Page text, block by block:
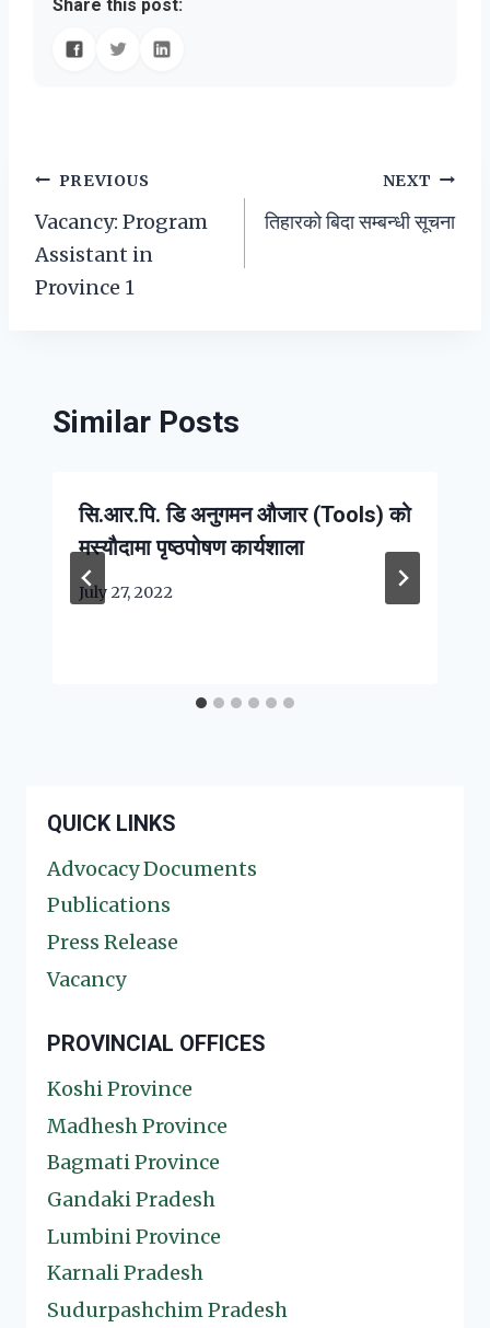
Share this post:
Post
navigation
PREVIOUS
Vacancy: Program
Assistant in
Province 1
NEXT
तिहारको बिदा सम्बन्धी सूचना
Similar Posts
सि.आर.पि. डि अनुगमन औजार (Tools) को
मस्यौदामा पृष्ठपोषण कार्यशाला
July 27, 2022
QUICK LINKS
Advocacy Documents
Publications
Press Release
Vacancy
PROVINCIAL OFFICES
Koshi Province
Madhesh Province
Bagmati Province
Gandaki Pradesh
Lumbini Province
Karnali Pradesh
Sudurpashchim Pradesh